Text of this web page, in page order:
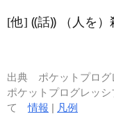
[他] ⸨話⸩ （人を）
出典 ポケットプログ
ポケットプログレッ
て情報 | 凡例